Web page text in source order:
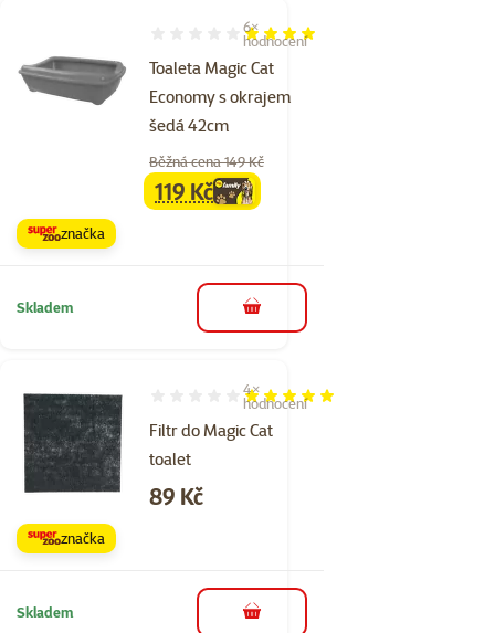
Toaleta Magic Cat
Economy s okrajem
šedá 42cm
Hodnocení 77%, počet hodnocení: 6
6×
hodnocení
Běžná cena 149 Kč
familycena
119 Kč
značka
Skladem do košíku
Filtr do Magic Cat
toalet
Hodnocení 100%, počet hodnocení: 4
4×
hodnocení
Cena
89 Kč
značka
Skladem do košíku